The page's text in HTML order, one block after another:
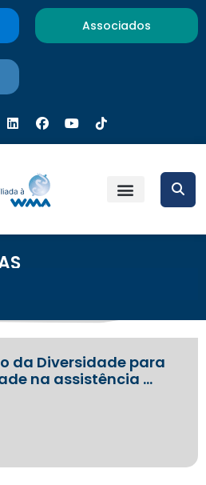
Associados
da Diversidade para
na assistência …